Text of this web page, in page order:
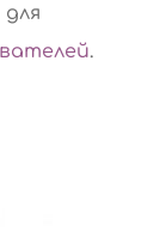
.